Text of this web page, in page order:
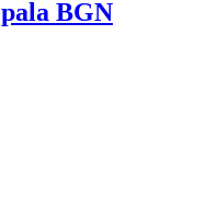
BGN